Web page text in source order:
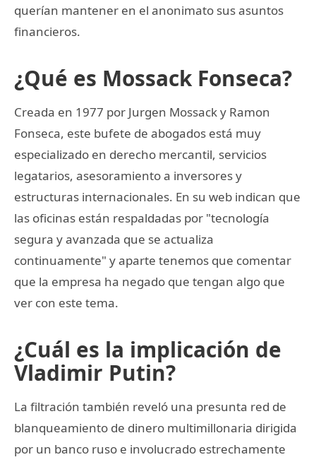
querían mantener en el anonimato sus asuntos
financieros.
¿Qué es Mossack Fonseca?
Creada en 1977 por Jurgen Mossack y Ramon
Fonseca, este bufete de abogados está muy
especializado en derecho mercantil, servicios
legatarios, asesoramiento a inversores y
estructuras internacionales. En su web indican que
las oficinas están respaldadas por "tecnología
segura y avanzada que se actualiza
continuamente" y aparte tenemos que comentar
que la empresa ha negado que tengan algo que
ver con este tema.
¿Cuál es la implicación de
Vladimir Putin?
La filtración también reveló una presunta red de
blanqueamiento de dinero multimillonaria dirigida
por un banco ruso e involucrado estrechamente